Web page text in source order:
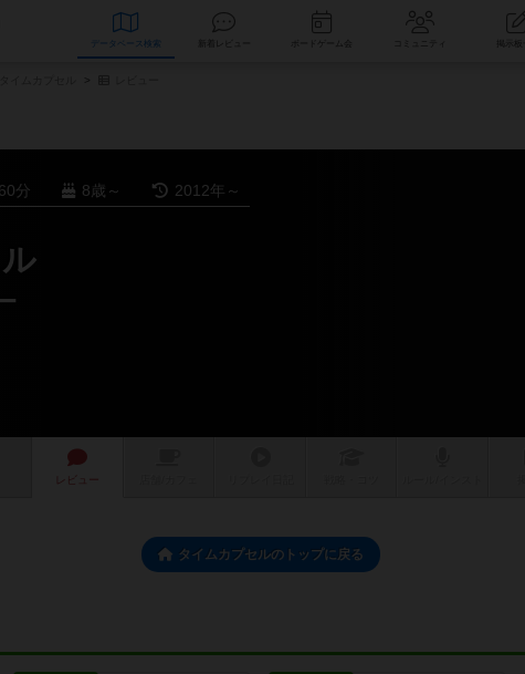
データベース コミュニティ
分 8歳～ 2012年～
レビュー
タイムカプセルのトップに戻る